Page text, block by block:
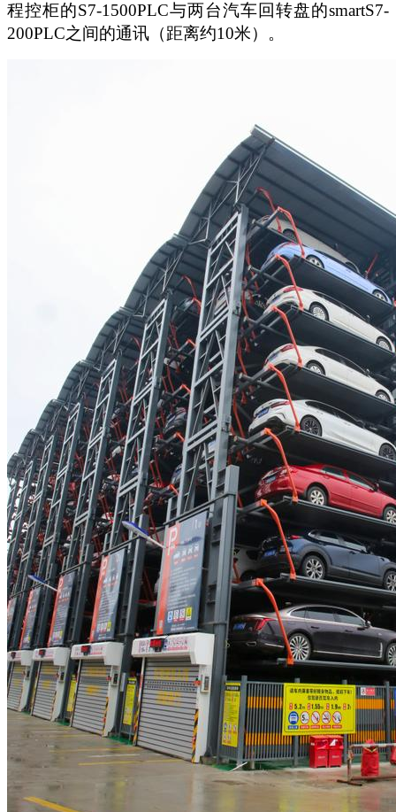
程控柜的S7-1500PLC与两台汽车回转盘的smartS7-
200PLC之间的通讯（距离约10米）。